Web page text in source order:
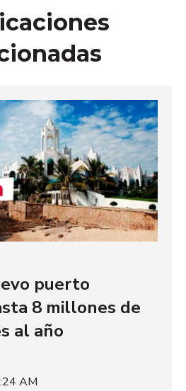
puerto
8 millones de
al año
AM